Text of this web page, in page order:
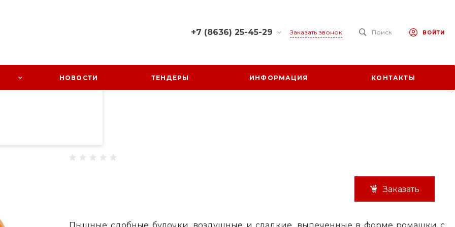
и
+7 (8636) 25-45-29
Октябрьский р-н., х.
Заречный, ул. Заречная,
Заказать звонок Поиск ВОЙТИ
НОВОСТИ ТЕНДЕРЫ ИНФОРМАЦИЯ КОНТАКТЫ
Заказать